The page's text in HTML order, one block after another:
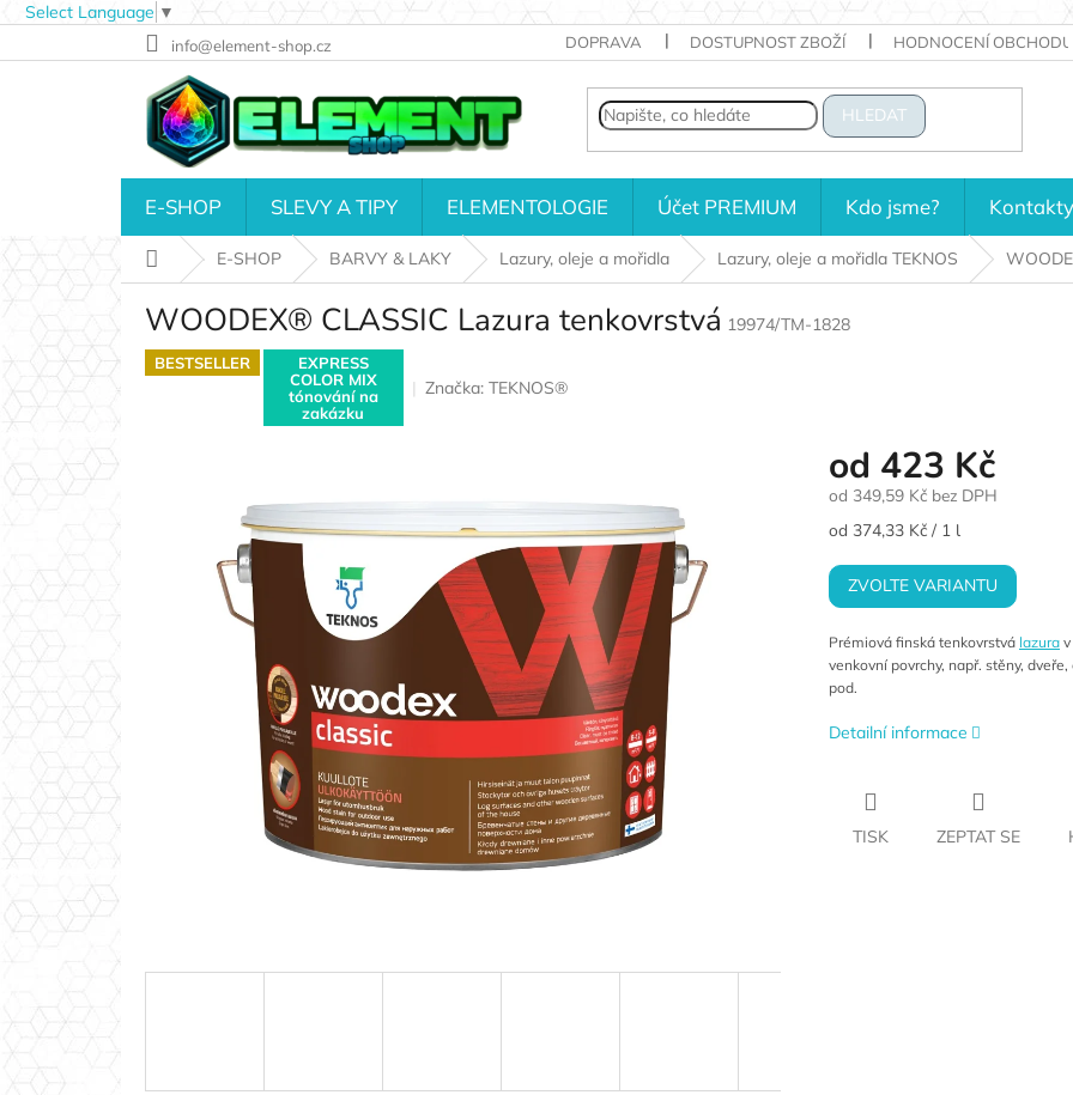
Select Language ▼
na
info@element-shop.cz DOPRAVA DOSTUPNOST ZBOŽÍ HODNOCENÍ OBCHODU
HLEDAT
E-SHOP SLEVY A TIPY ELEMENTOLOGIE Účet PREMIUM Kdo jsme? Kontakty
Domů E-SHOP BARVY & LAKY Lazury, oleje a mořidla Lazury, oleje a mořidla TEKNOS
WOODEX® CLASSIC Lazura tenkovrstvá 19974/TM-1828
BESTSELLER
EXPRESS
COLOR MIX
tónování na
zakázku
Značka: TEKNOS®
od 423 Kč
od 349,59 Kčbez DPH
Měrná
od 374,33 Kč / 1 l
ZVOLTE VARIANTU
Prémiová finská tenkovrstvá lazurav
venkovní povrchy, např. stěny,
pod.
Detailní informace
TISK ZEPTAT SE